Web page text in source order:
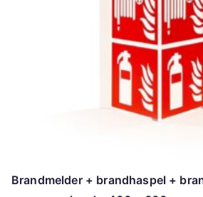
Brandmelder + brandhaspel +